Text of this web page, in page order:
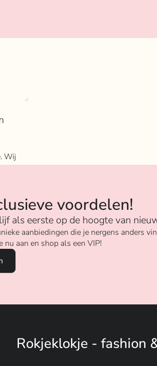
Wij
voordelen!
als eerste op de hoogte van
aanbiedingen die je nergens anders
aan en shop als een VIP!
Rokjeklokje - fashion